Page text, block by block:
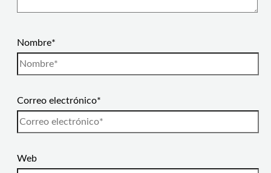
Nombre*
Correo electrónico*
Web